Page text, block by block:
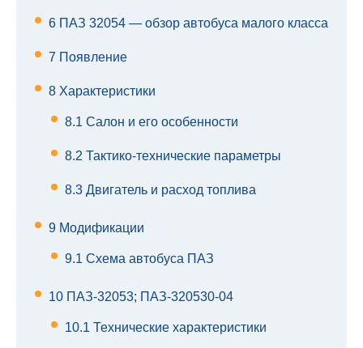
6 ПАЗ 32054 — обзор автобуса малого класса
7 Появление
8 Характеристики
8.1 Салон и его особенности
8.2 Тактико-технические параметры
8.3 Двигатель и расход топлива
9 Модификации
9.1 Схема автобуса ПАЗ
10 ПАЗ-32053; ПАЗ-320530-04
10.1 Технические характеристики